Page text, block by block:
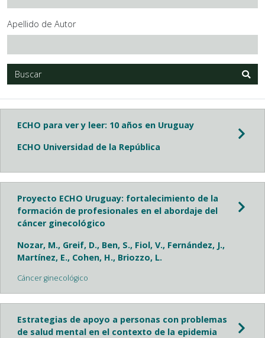
Apellido de Autor
Buscar
ECHO para ver y leer: 10 años en Uruguay
ECHO Universidad de la República
Proyecto ECHO Uruguay: fortalecimiento de la
formación de profesionales en el abordaje del
cáncer ginecológico
Nozar, M., Greif, D., Ben, S., Fiol, V., Fernández, J.,
Martínez, E., Cohen, H., Briozzo, L.
Cáncer ginecológico
Estrategias de apoyo a personas con problemas
de salud mental en el contexto de la epidemia